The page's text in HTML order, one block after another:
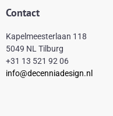
Contact
Kapelmeesterlaan 118
5049 NL Tilburg
+31 13 521 92 06
info@decenniadesign.nl